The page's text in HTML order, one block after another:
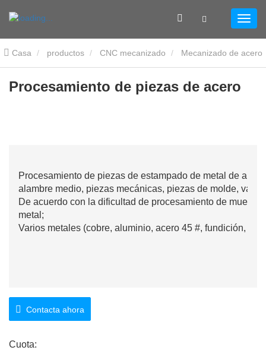
Casa productos CNC mecanizado Mecanizado de acero
Procesamiento de piezas de acero
Procesamiento de piezas de acero
Procesamiento de piezas de estampado de metal de alta
alambre medio, piezas mecánicas, piezas de molde,
De acuerdo con la dificultad de procesamiento de
metal;
Varios metales (cobre, aluminio, acero 45 #, fundición,
Contacta ahora
Cuota: